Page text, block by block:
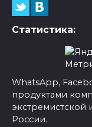
Статистика:
WhatsApp,
продуктами
России.